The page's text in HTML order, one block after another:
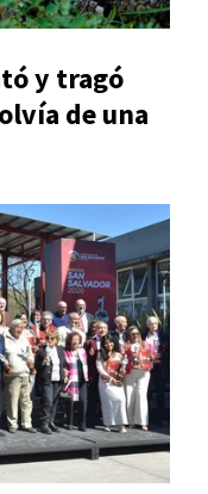
y tragó
de una